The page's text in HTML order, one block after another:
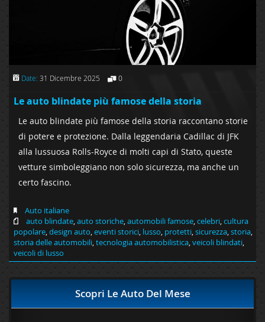
Date: 31 Dicembre 2025 0
Le auto blindate più famose della storia
Le auto blindate più famose della storia raccontano storie
di potere e protezione. Dalla leggendaria Cadillac di JFK
alla lussuosa Rolls-Royce di molti capi di Stato, queste
vetture simboleggiano non solo sicurezza, ma anche un
certo fascino.
Auto italiane
auto blindate,auto storiche,automobili famose,celebri,cultura
popolare,design auto,eventi storici, lusso, protetti,sicurezza,storia,
storia delle automobili,tecnologia automobilistica,veicoli blindati,
veicoli di lusso
Scopri Le Auto Del Mese